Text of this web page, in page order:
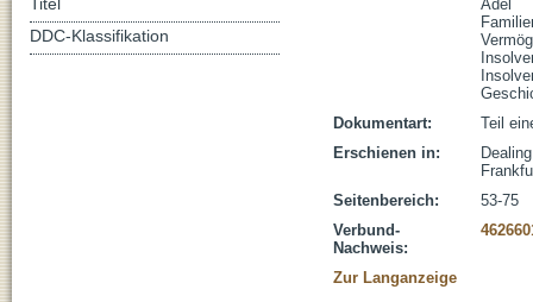
Adel
Dokumentart:
Teil
Erschienen in:
Seitenbereich:
53-75
Verbund-
Nachweis:
Zur Langanzeige
Titel
DDC-Klassifikation